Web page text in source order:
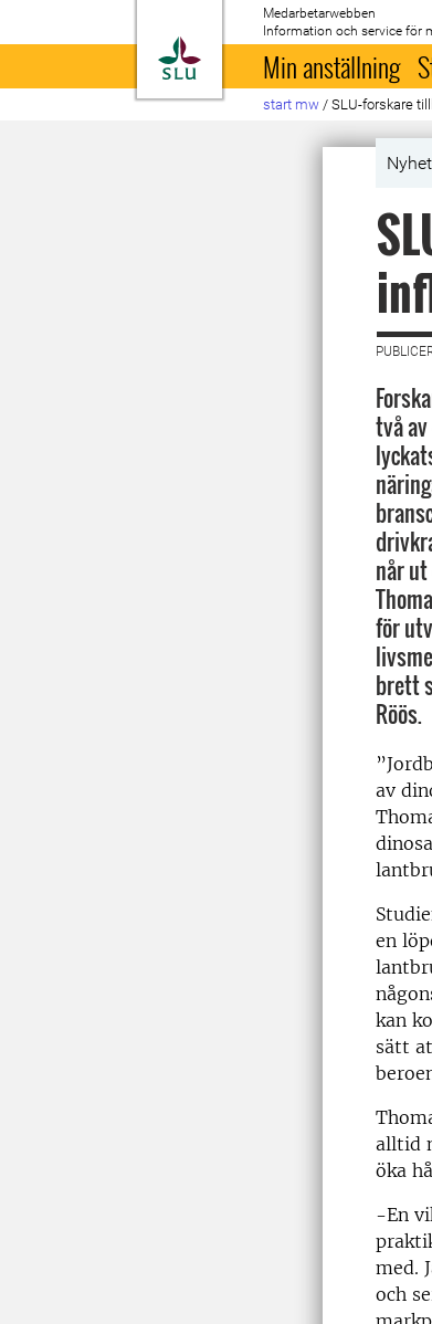
Till startsida
Medarbetarwebben
Information och service för
Min anställning
start mw / SLU-forskare
Nyhet
två
når
för
brett
Röös.
av
en
kan
sätt
alltid
öka
-En
med.
och